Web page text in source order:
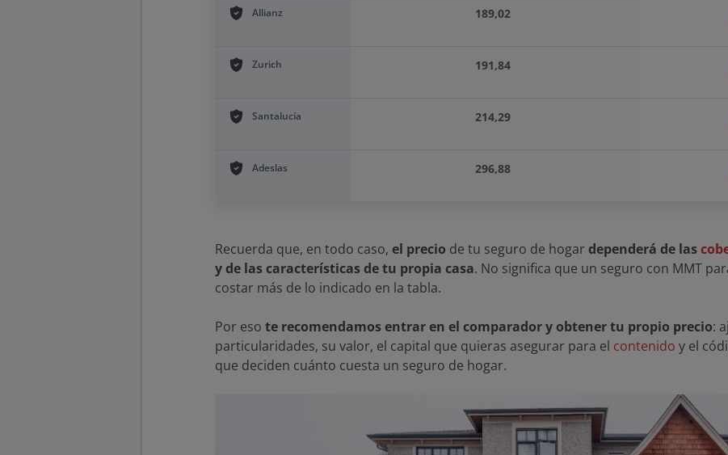
Allianz 189,02
Zurich 191,84
Santalucía 214,29
Adeslas 296,88
Recuerda que, en todo caso, el precio de tu seguro de hogar dependerá de las
y de las características de tu propia casa. No significa que un seguro con MMT
costar más de lo indicado en la tabla.
Por eso te recomendamos entrar en el comparador y obtener tu propio precio:
particularidades, su valor, el capital que quieras asegurar para el contenido y el
que deciden cuánto cuesta un seguro de hogar.